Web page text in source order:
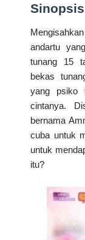
andartu
tunang 15
bekas
yang psiko
cintanya.
bernama
cuba untuk
untuk
itu?